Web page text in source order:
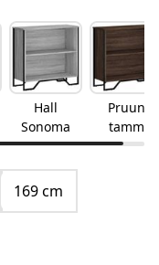
Hall
Sonoma
Pruun
tamm
169 cm